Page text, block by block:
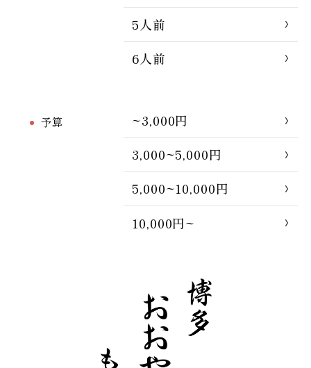
5人前
6人前
予算
~3,000円
3,000~5,000円
5,000~10,000円
10,000円~